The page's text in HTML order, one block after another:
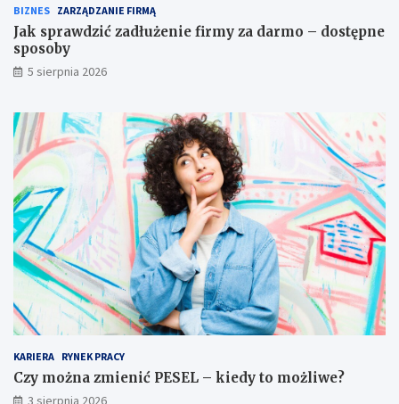
BIZNES ZARZĄDZANIE FIRMĄ
Jak sprawdzić zadłużenie firmy za darmo – dostępne
sposoby
5 sierpnia 2026
KARIERA RYNEK PRACY
Czy można zmienić PESEL – kiedy to możliwe?
3 sierpnia 2026